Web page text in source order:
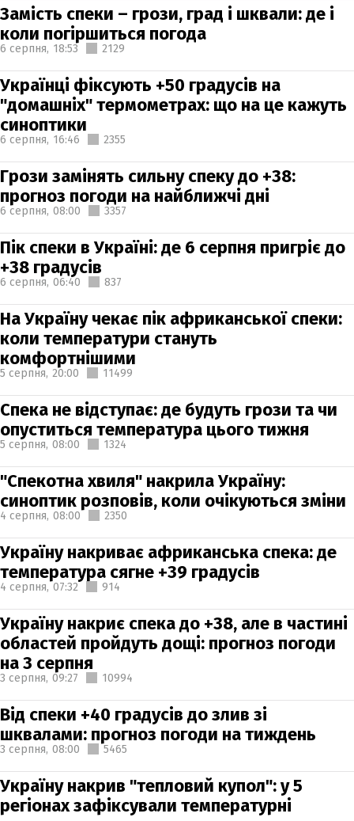
Замість спеки – грози, град і шквали: де і
коли погіршиться погода
6 серпня, 18:53 2129
Українці фіксують +50 градусів на
"домашніх" термометрах: що на це кажуть
синоптики
6 серпня, 16:46 2355
Грози замінять сильну спеку до +38:
прогноз погоди на найближчі дні
6 серпня, 08:00 3357
Пік спеки в Україні: де 6 серпня пригріє до
+38 градусів
6 серпня, 06:40 837
На Україну чекає пік африканської спеки:
коли температури стануть
комфортнішими
5 серпня, 20:00 11499
Спека не відступає: де будуть грози та чи
опуститься температура цього тижня
5 серпня, 08:00 1324
"Спекотна хвиля" накрила Україну:
синоптик розповів, коли очікуються зміни
4 серпня, 08:00 2350
Україну накриває африканська спека: де
температура сягне +39 градусів
4 серпня, 07:32 914
Україну накриє спека до +38, але в частині
областей пройдуть дощі: прогноз погоди
на 3 серпня
3 серпня, 09:27 10994
Від спеки +40 градусів до злив зі
шквалами: прогноз погоди на тиждень
3 серпня, 08:00 5465
Україну накрив "тепловий купол": у 5
регіонах зафіксували температурні